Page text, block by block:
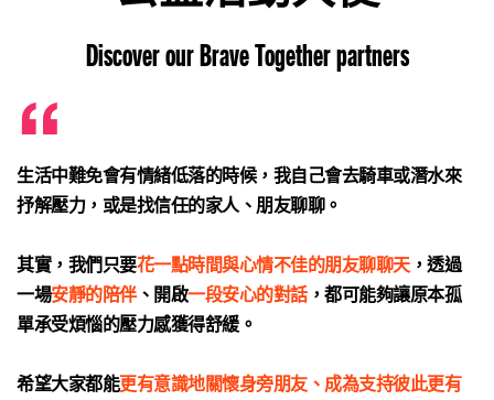
Discover our Brave Together partners
生活中難免會有情緒低落的時候，我自己會去騎車或潛水來
抒解壓力，或是找信任的家人、朋友聊聊。
其實，我們只要花一點時間與心情不佳的朋友聊聊天，透過
一場安靜的陪伴、開啟一段安心的對話，都可能夠讓原本孤
單承受煩惱的壓力感獲得舒緩。
希望大家都能更有意識地關懷身旁朋友、成為支持彼此更有